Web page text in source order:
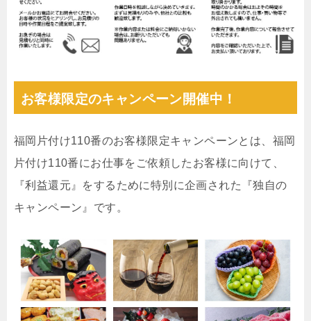
お客様限定のキャンペーン開催中！
福岡片付け110番のお客様限定キャンペーンとは、福岡
片付け110番にお仕事をご依頼したお客様に向けて、
『利益還元』をするために特別に企画された『独自の
キャンペーン』です。